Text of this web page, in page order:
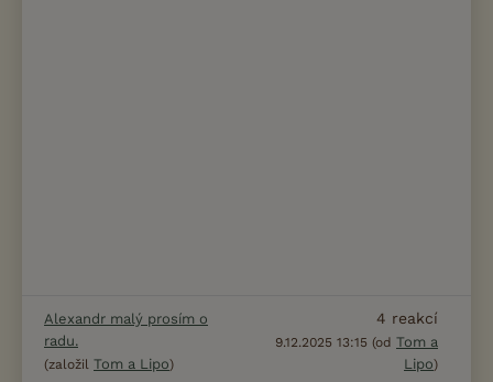
Alexandr malý prosím o
radu.
(založil Tom a Lipo)
4 reakcí
9.12.2025 13:15 (od Tom a
Lipo)